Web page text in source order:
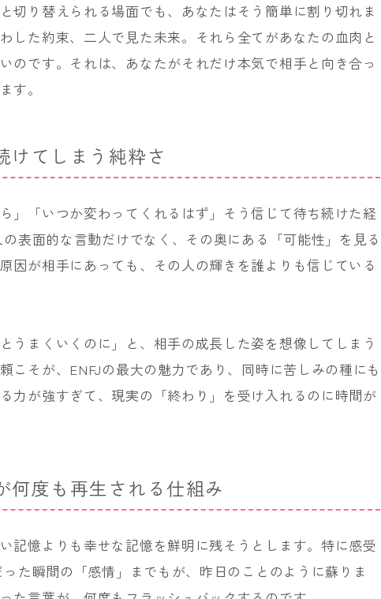
切り替えられる場面でも、あなたはそう簡単に割り切れま
した約束、二人で見た未来。それら全てがあなたの血肉と
のです。それは、あなたがそれだけ本気で相手と向き合っ
す。
けてしまう純粋さ
」「いつか変わってくれるはず」そう信じて待ち続けた経
表面的な言動だけでなく、その奥にある「可能性」を見る
因が相手にあっても、その人の輝きを誰よりも信じている
うまくいくのに」と、相手の成長した姿を想像してしまう
こそが、ENFJの最大の魅力であり、同時に苦しみの種にも
力が強すぎて、現実の「終わり」を受け入れるのに時間が
何度も再生される仕組み
記憶よりも幸せな記憶を鮮明に残そうとします。特に感受
た瞬間の「感情」までもが、昨日のことのように蘇りま